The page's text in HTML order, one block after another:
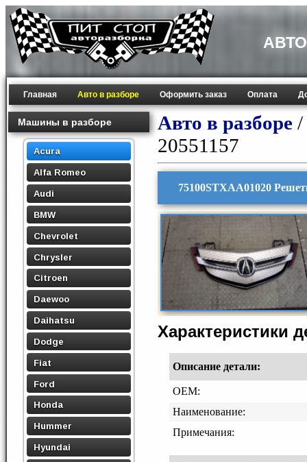
Главная Авто в разборе Оформить заказ Оплата
Машины в разборе
Acura
Alfa Romeo
Audi
BMW
Chevrolet
Chrysler
Citroen
Daewoo
Daihatsu
Dodge
Fiat
Ford
Honda
Hummer
Hyundai
Авто в разборе /
20551157
75100STXAA01020
Характеристики
Описание детали:
OEM:
Наименование:
Примечания: